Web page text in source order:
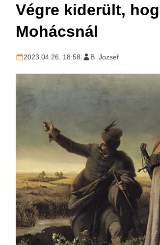
Végre kiderült,
Mohácsnál
2023.04.26. 18:58| B. Jozsef